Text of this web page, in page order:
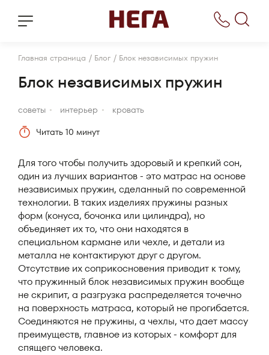
Главная страница / Блог / Блок независимых пружин
Блок независимых пружин
cоветы интерьер
кровать
Читать 10 минут
Для того чтобы получить здоровый и крепкий сон,
один из лучших вариантов - это матрас на основе
независимых пружин, сделанный по современной
технологии. В таких изделиях пружины разных
форм (конуса, бочонка или цилиндра), но
объединяет их то, что они находятся в
специальном кармане или чехле, и детали из
металла не контактируют друг с другом.
Отсутствие их соприкосновения приводит к тому,
что пружинный блок независимых пружин вообще
не скрипит, а разгрузка распределяется точечно
на поверхность матраса, который не прогибается.
Соединяются не пружины, а чехлы, что дает массу
преимуществ, главное из которых - комфорт для
спящего человека.